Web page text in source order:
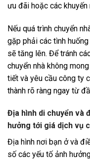
ưu đãi hoặc các
Nếu quá trình chuyển
gặp phải các tình
sẽ tăng lên. Để tránh
chuyển nhà không
tiết và yêu cầu công ty
thành rõ ràng ngay từ
Địa hình di chuyển và
hưởng tới giá dịch vụ
Địa hình nơi bạn ở và
số các yếu tố ảnh